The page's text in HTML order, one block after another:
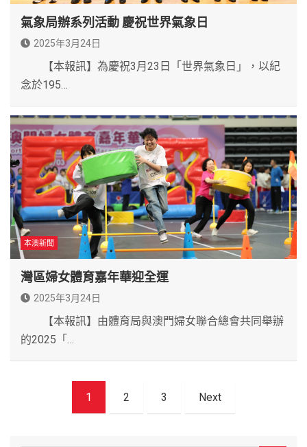
氣象局辦系列活動 慶祝世界氣象日
2025年3月24日
【本報訊】為慶祝3月23日「世界氣象日」，以紀
念於195…
本澳新聞
灣區婦女體育嘉年華迎全運
2025年3月24日
【本報訊】由體育局與澳門婦女聯合總會共同舉辦
的2025「…
1 2 3 Next